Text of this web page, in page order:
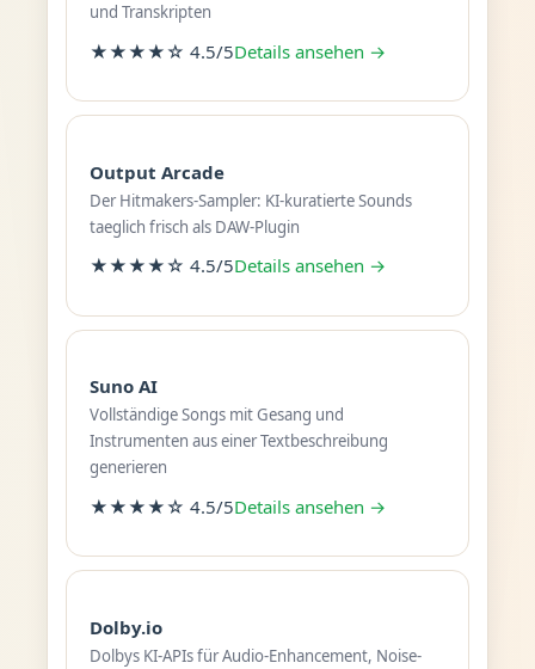
und Transkripten
★★★★☆ 4.5/5Details ansehen →
Output Arcade
Der Hitmakers-Sampler: KI-kuratierte Sounds
taeglich frisch als DAW-Plugin
★★★★☆ 4.5/5Details ansehen →
Suno AI
Vollständige Songs mit Gesang und
Instrumenten aus einer Textbeschreibung
generieren
★★★★☆ 4.5/5Details ansehen →
Dolby.io
Dolbys KI-APIs für Audio-Enhancement, Noise-